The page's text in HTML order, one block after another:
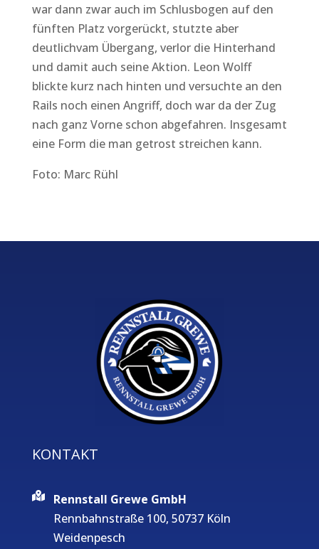
war dann zwar auch im Schlusbogen auf den
fünften Platz vorgerückt, stutzte aber
deutlichvam Übergang, verlor die Hinterhand
und damit auch seine Aktion. Leon Wolff
blickte kurz nach hinten und versuchte an den
Rails noch einen Angriff, doch war da der Zug
nach ganz Vorne schon abgefahren. Insgesamt
eine Form die man getrost streichen kann.
Foto: Marc Rühl
KONTAKT
Rennstall Grewe GmbH
Rennbahnstraße 100, 50737 Köln
Weidenpesch